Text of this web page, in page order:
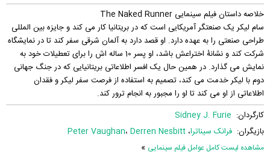
خلاصه داستان فیلم سینمایی The Naked Runner
سام لیکر یک صنعتگر آمریکایی است که در بریتانیا کار می کند و جایزه بین المللی
طراحی صنعتی را به عهده دارد. او قصد دارد به آلمان شرقی سفر کند تا در نمایشگاه
شرکت کند و نشانۀ اختراعش باشد، او پسر 10 ساله اش را برای تعطیلات خود به
نمایش می گذارد. در همین حال یک افسر اطلاعاتی بریتانیایی که در جنگ جهانی
دوم با لیکر خدمت می کند، تصمیم به استفاده از فرصت سفر لیکر و فقدان
اطلاعاتی از او می کند تا او را مجبور به انجام ترور کند.
کارگردان: Sidney J. Furie
بازیگران: فرانک سیناترا، Peter Vaughan، Derren Nesbitt
مشاهده لیست کامل عوامل فیلم سینمایی »